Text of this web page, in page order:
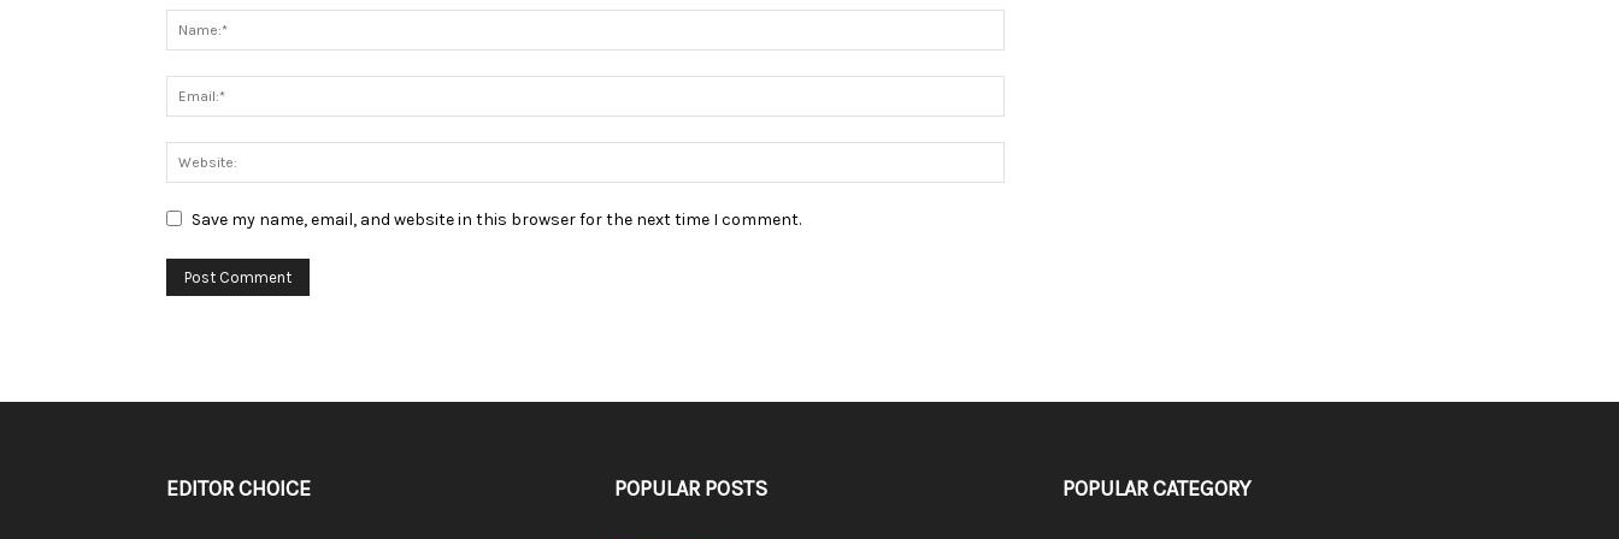
Save my name, email, and website in this browser for the next time I comment.
EDITOR CHOICE POPULAR POSTS POPULAR CATEGORY